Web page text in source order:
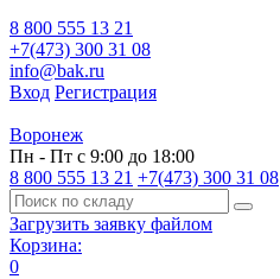
8 800 555 13 21
+7(473) 300 31 08
info@bak.ru
Вход Регистрация
Воронеж
Пн - Пт с 9:00 до 18:00
8 800 555 13 21 +7(473) 300 31 08
Загрузить заявку файлом
Корзина:
0